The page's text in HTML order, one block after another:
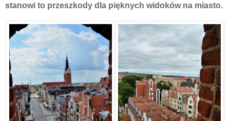
stanowi to przeszkody dla pięknych widoków na miasto.